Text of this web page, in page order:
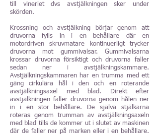
till vineriet dvs avstjälkningen sker under
skörden.
Krossning och avstjälkning börjar genom att
druvorna fylls in i en behållare där en
motordriven skruvmatare kontinuerligt trycker
druvorna mot gummivalsar. Gummivalsarna
krossar druvorna försiktigt och druvorna faller
sedan ner i avstjälkningskammare.
Avstjälkningskammaren har en trumma med ett
gäng cirkulära hål i den och en roterande
avstjälkningsaxel med blad. Direkt efter
avstjälkningen faller druvorna genom hålen ner
in i en stor behållare. De själva stjälkarna
roteras genom trumman av avstjälkningsaxeln
med blad tills de kommer ut i slutet av maskinen
där de faller ner på marken eller i en behållare.